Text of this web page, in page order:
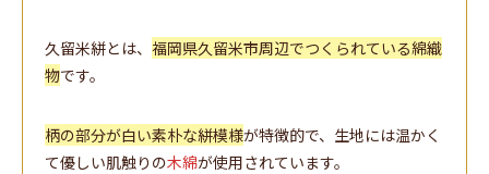
久留米絣とは、 福岡県久留米市周辺でつくられている綿織
物です。
柄の部分が白い素朴な絣模様が特徴的で、生地には温かく
て優しい肌触りの木綿が使用されています。